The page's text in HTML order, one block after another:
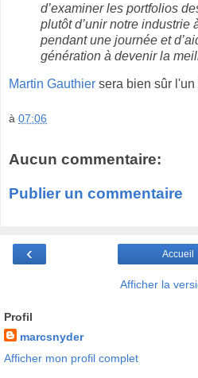
d’examiner les portfolios
plutôt d’unir notre industrie
pendant une journée et
génération à devenir la
Martin Gauthier sera bien sûr l'un
à 07:06
Aucun commentaire:
Publier un commentaire
‹ Accueil
Afficher la
Profil
marcsnyder
Afficher mon profil complet